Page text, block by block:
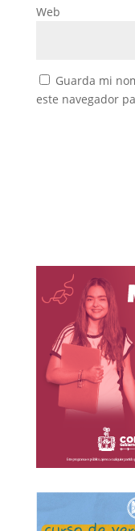
Web
Guarda mi
este navegador